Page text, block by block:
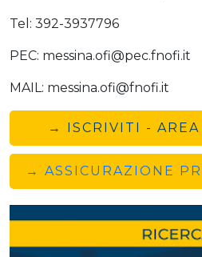
Tel: 392-3937796
PEC: messina.ofi@pec.fnofi.it
MAIL: messina.ofi@fnofi.it
→ ISCRIVITI - AREA
→ ASSICURAZIONE